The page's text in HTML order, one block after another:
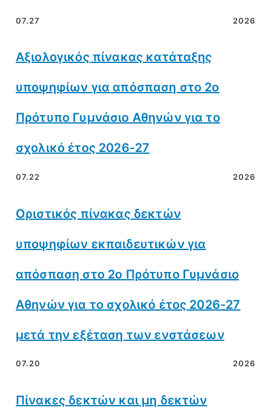
07.27 2026
Αξιολογικός πίνακας κατάταξης
υποψηφίων για απόσπαση στο 2ο
Πρότυπο Γυμνάσιο Αθηνών για το
σχολικό έτος 2026-27
07.22 2026
Οριστικός πίνακας δεκτών
υποψηφίων εκπαιδευτικών για
απόσπαση στο 2ο Πρότυπο Γυμνάσιο
Αθηνών για το σχολικό έτος 2026-27
μετά την εξέταση των ενστάσεων
07.20 2026
Πίνακες δεκτών και μη δεκτών